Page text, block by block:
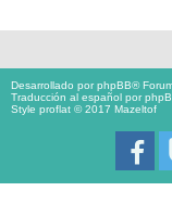
Desarrollado porphpBB®
Traducción al español por
Style proflat © 2017 Mazeltof